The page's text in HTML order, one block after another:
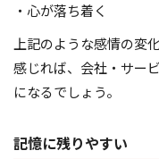
・心が落ち着く
上記のような感情の変
感じれば、会社・サー
になるでしょう。
記憶に残りやすい